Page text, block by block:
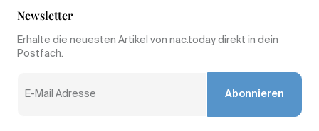
Newsletter
Erhalte die neuesten Artikel von nac.today direkt in dein
Postfach.
Abonnieren